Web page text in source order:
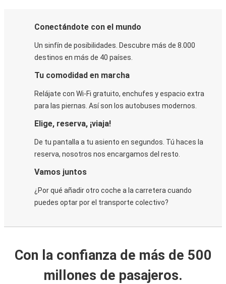
Conectándote con el mundo
Un sinfín de posibilidades. Descubre más de 8.000
destinos en más de 40 países.
Tu comodidad en marcha
Relájate con Wi-Fi gratuito, enchufes y espacio extra
para las piernas. Así son los autobuses modernos.
Elige, reserva, ¡viaja!
De tu pantalla a tu asiento en segundos. Tú haces la
reserva, nosotros nos encargamos del resto.
Vamos juntos
¿Por qué añadir otro coche a la carretera cuando
puedes optar por el transporte colectivo?
Con la confianza de más de 500
millones de pasajeros.